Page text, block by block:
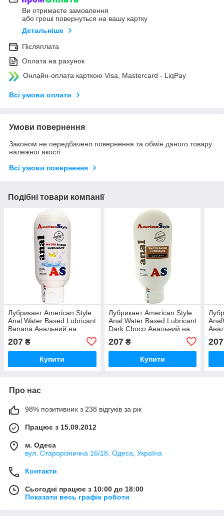
Ви отримаєте замовлення
або гроші повернуться на вашу картку
Детальніше
Післяплата
Оплата на рахунок
Онлайн-оплата карткою Visa, Mastercard - LiqPay
Всі умови оплати
Умови повернення
Законом не передбачено повернення та обмін даного товару
належної якості
Всі умови повернення
Подібні товари компанії
Лубрикант American Style
Anal Water Based Lubricant
Banana Анальний на
водно-силіконовій основі
Банан 115 мл
207 ₴
Купити
Лубрикант American Style
Anal Water Based Lubricant
Dark Choco Анальний на
водно-силіконовій основі
Шоколад 115 мл
207₴
Купити
207
Про нас
98% позитивних з 238 відгуків за рік
Працює з 15.09.2012
м. Одеса
вул. Старорізнична 16/18, Одеса, Україна
Контакти
Сьогодні працює з 10:00 до 18:00
Показати весь графік роботи